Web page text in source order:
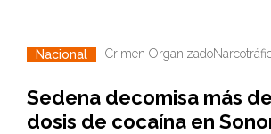
Nacional Crimen Organizado
Sedena decomisa más
dosis de cocaína en